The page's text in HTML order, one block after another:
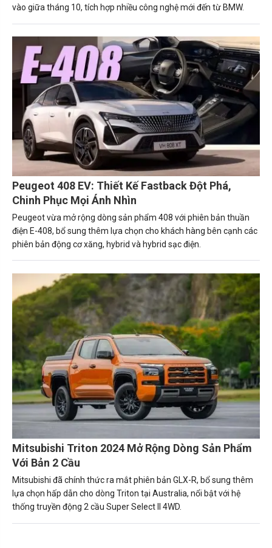
vào giữa tháng 10, tích hợp nhiều công nghệ mới đến từ BMW.
Peugeot 408 EV: Thiết Kế Fastback Đột Phá,
Chinh Phục Mọi Ánh Nhìn
Peugeot vừa mở rộng dòng sản phẩm 408 với phiên bản thuần
điện E-408, bổ sung thêm lựa chọn cho khách hàng bên cạnh các
phiên bản động cơ xăng, hybrid và hybrid sạc điện.
Mitsubishi Triton 2024 Mở Rộng Dòng Sản Phẩm
Với Bản 2 Cầu
Mitsubishi đã chính thức ra mắt phiên bản GLX-R, bổ sung thêm
lựa chọn hấp dẫn cho dòng Triton tại Australia, nổi bật với hệ
thống truyền động 2 cầu Super Select II 4WD.